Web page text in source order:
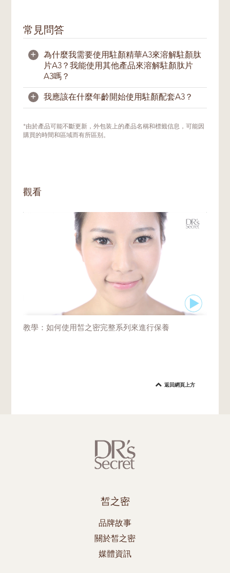
常見問答
+
為什麼我需要使用駐顏精華A3來溶解駐顏肽
片A3？我能使用其他產品來溶解駐顏肽片
A3嗎？
我们强烈建议您仅使用驻颜精华A3来溶解
和激活驻颜肽A3片而调配的。两者混合后所
形成的特有蜗形(Cochleate) 分子结构，是一
+ 我應該在什麼年齡開始使用駐顏配套A3？
什麼時候開始使用駐顏配套A3沒有明確的限
制。一般來說，25歲開始，皮膚衰老的跡象
現老化跡象時，可選擇在日常護膚中更早地加
*由於產品可能不斷更新，外包装上的產品名稱和標籤信息，可能因
購買的時間和區域而有所區别。
觀看
教學：如何使用皙之密完整系列來進行保養
返回網頁上方
皙之密
品牌故事
關於皙之密
媒體資訊